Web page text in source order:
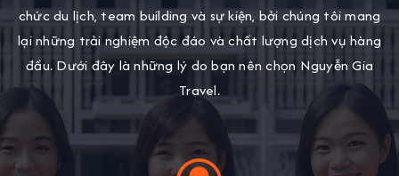
chức du lịch, team building và sự kiện, bởi chúng tôi mang
lại những trải nghiệm độc đáo và chất lượng dịch vụ hàng
đầu. Dưới đây là những lý do bạn nên chọn Nguyễn Gia
Travel.